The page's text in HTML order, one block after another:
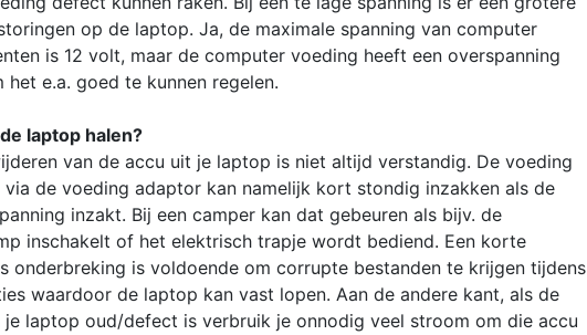
op de laptop. Ja, de maximale spanning van computer
is 12 volt, maar de computer voeding heeft een overspanning
het e.a. goed te kunnen regelen.
laptop halen?
van de accu uit je laptop is niet altijd verstandig. De voeding
via de voeding adaptor kan namelijk kort stondig inzakken als de
inzakt. Bij een camper kan dat gebeuren als bijv. de
inschakelt of het elektrisch trapje wordt bediend. Een korte
onderbreking is voldoende om corrupte bestanden te krijgen tijdens
waardoor de laptop kan vast lopen. Aan de andere kant, als de
je laptop oud/defect is verbruik je onnodig veel stroom om die accu